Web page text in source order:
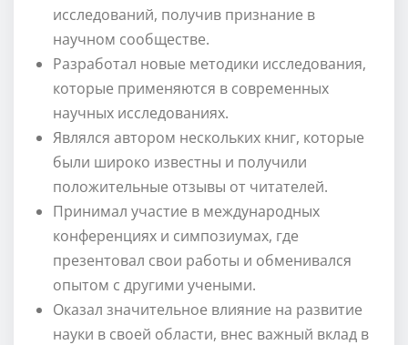
исследований, получив признание в
научном сообществе.
Разработал новые методики исследования,
которые применяются в современных
научных исследованиях.
Являлся автором нескольких книг, которые
были широко известны и получили
положительные отзывы от читателей.
Принимал участие в международных
конференциях и симпозиумах, где
презентовал свои работы и обменивался
опытом с другими учеными.
Оказал значительное влияние на развитие
науки в своей области, внес важный вклад в